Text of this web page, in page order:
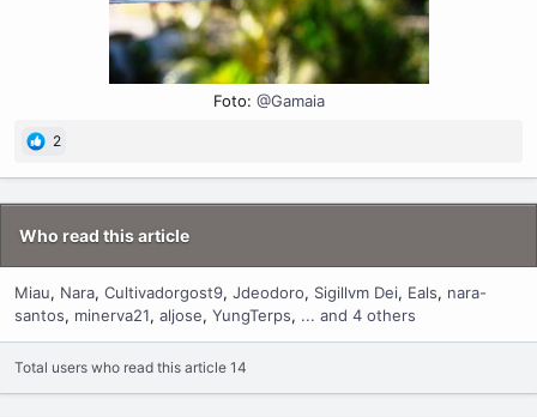
Foto: @Gamaia
2
Who read this article
Miau Nara Cultivadorgost9 Jdeodoro Sigillvm Dei Eals
nara-
santos
minerva21 aljose YungTerps ... and 4 others
Total users who read this article 14